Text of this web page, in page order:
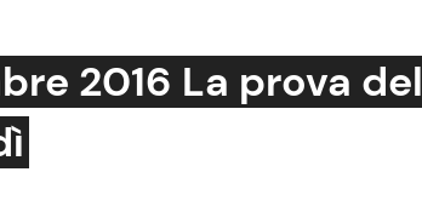
2016 La prova del